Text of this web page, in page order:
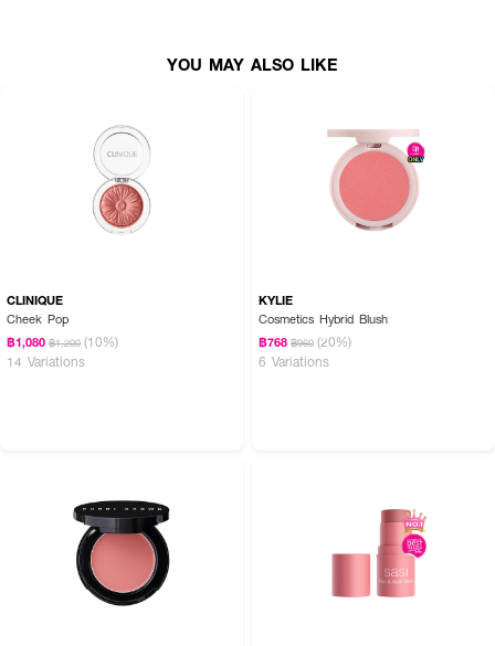
● Adaptive Color Technology นวัตกรรมบลัชเปลี่ยนสีตามค่า pH ปรับเฉด
สีชมพูระเรื่อสวยเป็นธรรมชาติเข้ากับทุกโทนผิวของแต่ละบุคคล
● Intense Pigments & Smooth Texture เม็ดสีแน่นชัดเจนในปัดเดียว เนื้อละเอียด
ปออยล์ ช่วยเติมน้ำให้ผิวและล็อคความชุ่มชื้นยาวนานไม่แห้งเป็นขุย
● Blueberry & Cocoa Butter สารสกัดธรรมชาติช่วยฟื้นบำรุงผิวหมองคล้ำ
สะสม พร้อมปลอบประโลมผิวบริเวณพวงแก้มจากความร้อนและแสงแดด
How To Use:
● ใช้นิ้วมือหรือแปรงแต่งหน้าแตะเนื้อบลัชออนในปริมาณที่พอเหมาะ
● ปัดหรือเกลี่ยลงบนบริเวณพวงแก้มเบาๆ เนื้อบลัชจะค่อยๆ เปลี่ยนเป็นสีชมพูระ
เรื่อตามค่า pH ของผิวอย่างเป็นธรรมชาติ
YOU MAY ALSO LIKE
CLINIQUE
Cheek Pop
฿1,080 ฿1,200 (10%)
14 Variations
KYLIE
Cosmetics Hybrid Blush
฿768 ฿960 (20%)
6 Variations